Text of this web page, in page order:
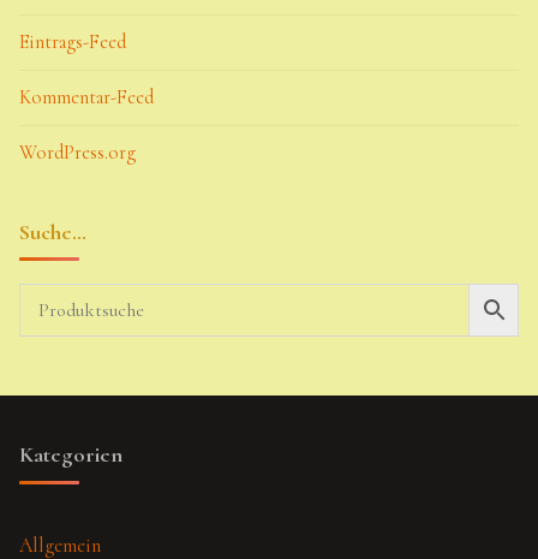
Eintrags-Feed
Kommentar-Feed
WordPress.org
Suche…
Kategorien
Allgemein